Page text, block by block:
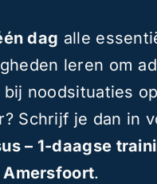
dag alle
leren om
bij noodsituaties
Schrijf je dan in
– 1-daagse
Amersfoort.